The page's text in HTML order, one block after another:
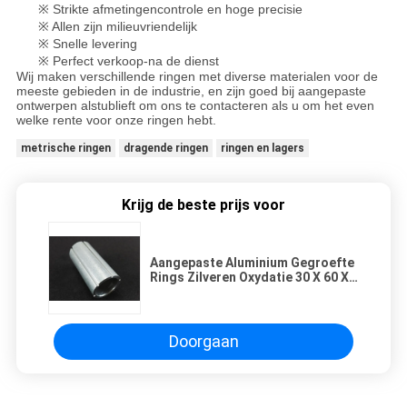
※ Strikte afmetingencontrole en hoge precisie
※ Allen zijn milieuvriendelijk
※ Snelle levering
※ Perfect verkoop-na de dienst
Wij maken verschillende ringen met diverse materialen voor de
meeste gebieden in de industrie, en zijn goed bij aangepaste
ontwerpen alstublieft om ons te contacteren als u om het even
welke rente voor onze ringen hebt.
metrische ringen dragende ringen ringen en lagers
Krijg de beste prijs voor
Aangepaste Aluminium Gegroefte
Rings Zilveren Oxydatie 30 X 60 X
Doorgaan